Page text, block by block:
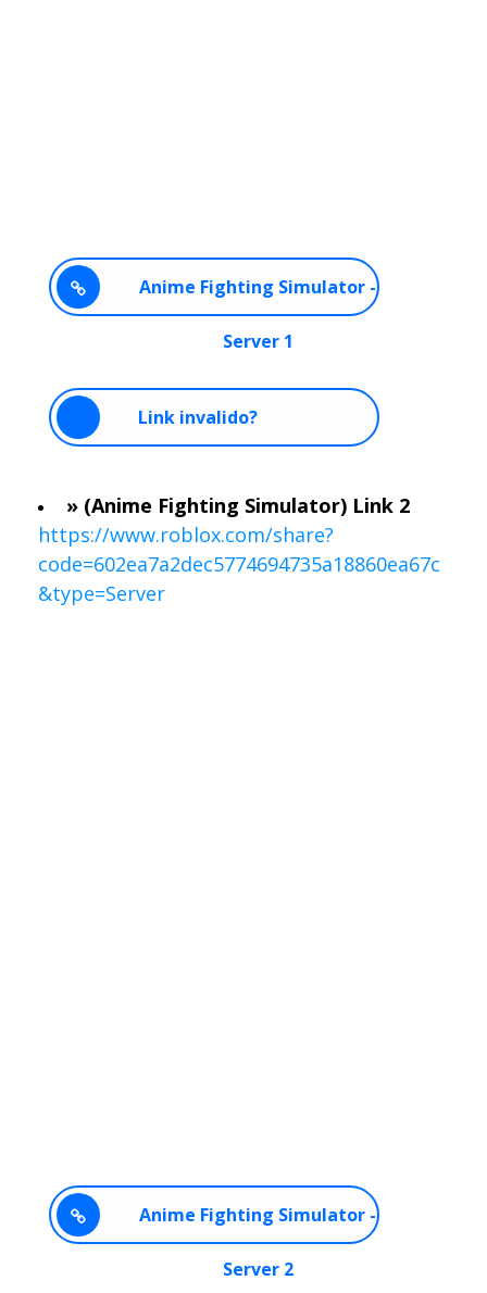
Anime Fighting Simulator -
Server 1
Link invalido?
» (Anime Fighting Simulator) Link 2
https://www.roblox.com/share?
code=602ea7a2dec5774694735a18860ea67c
&type=Server
Anime Fighting Simulator -
Server 2